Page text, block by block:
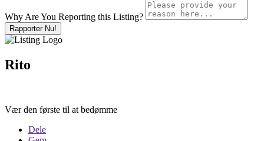
Why Are You Reporting this Listing?
Rapporter Nu!
Rito
Vær den første til at bedømme
Dele